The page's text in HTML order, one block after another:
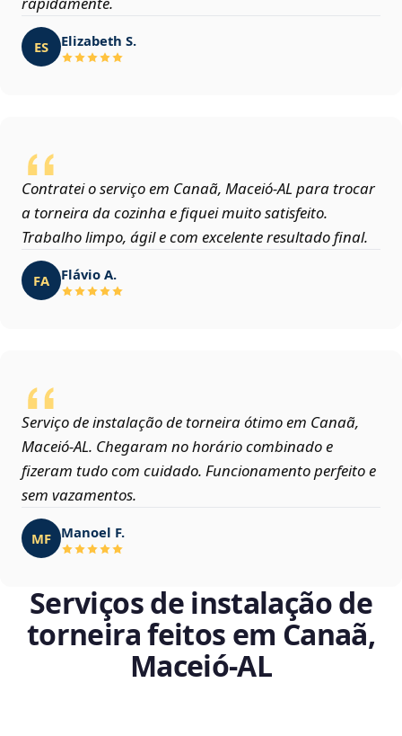
ES Elizabeth S.
Contratei o serviço em Canaã, Maceió‑AL para trocar
a torneira da cozinha e fiquei muito satisfeito.
Trabalho limpo, ágil e com excelente resultado final.
FA Flávio A.
Serviço de instalação de torneira ótimo em Canaã,
Maceió‑AL. Chegaram no horário combinado e
fizeram tudo com cuidado. Funcionamento perfeito e
sem vazamentos.
MF Manoel F.
Serviços de instalação de
torneira feitos em Canaã,
Maceió‑AL